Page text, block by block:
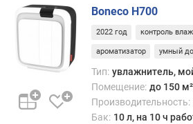
а
ж
н
е
Boneco H700
2022 год контроль
ароматизатор умный
Тип: увлажнитель,
Помещение: до 150 м²
Производительность:
Бак: 10 л, на 10 ч